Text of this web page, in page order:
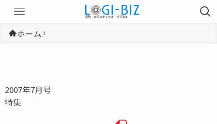
ホーム
2007年7月号
特集